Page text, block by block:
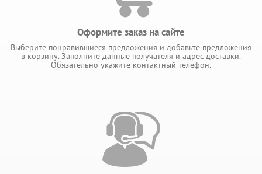
Оформите заказ на сайте
Выберите понравившиеся предложения и добавьте предложения
в корзину. Заполните данные получателя и адрес доставки.
Обязательно укажите контактный телефон.